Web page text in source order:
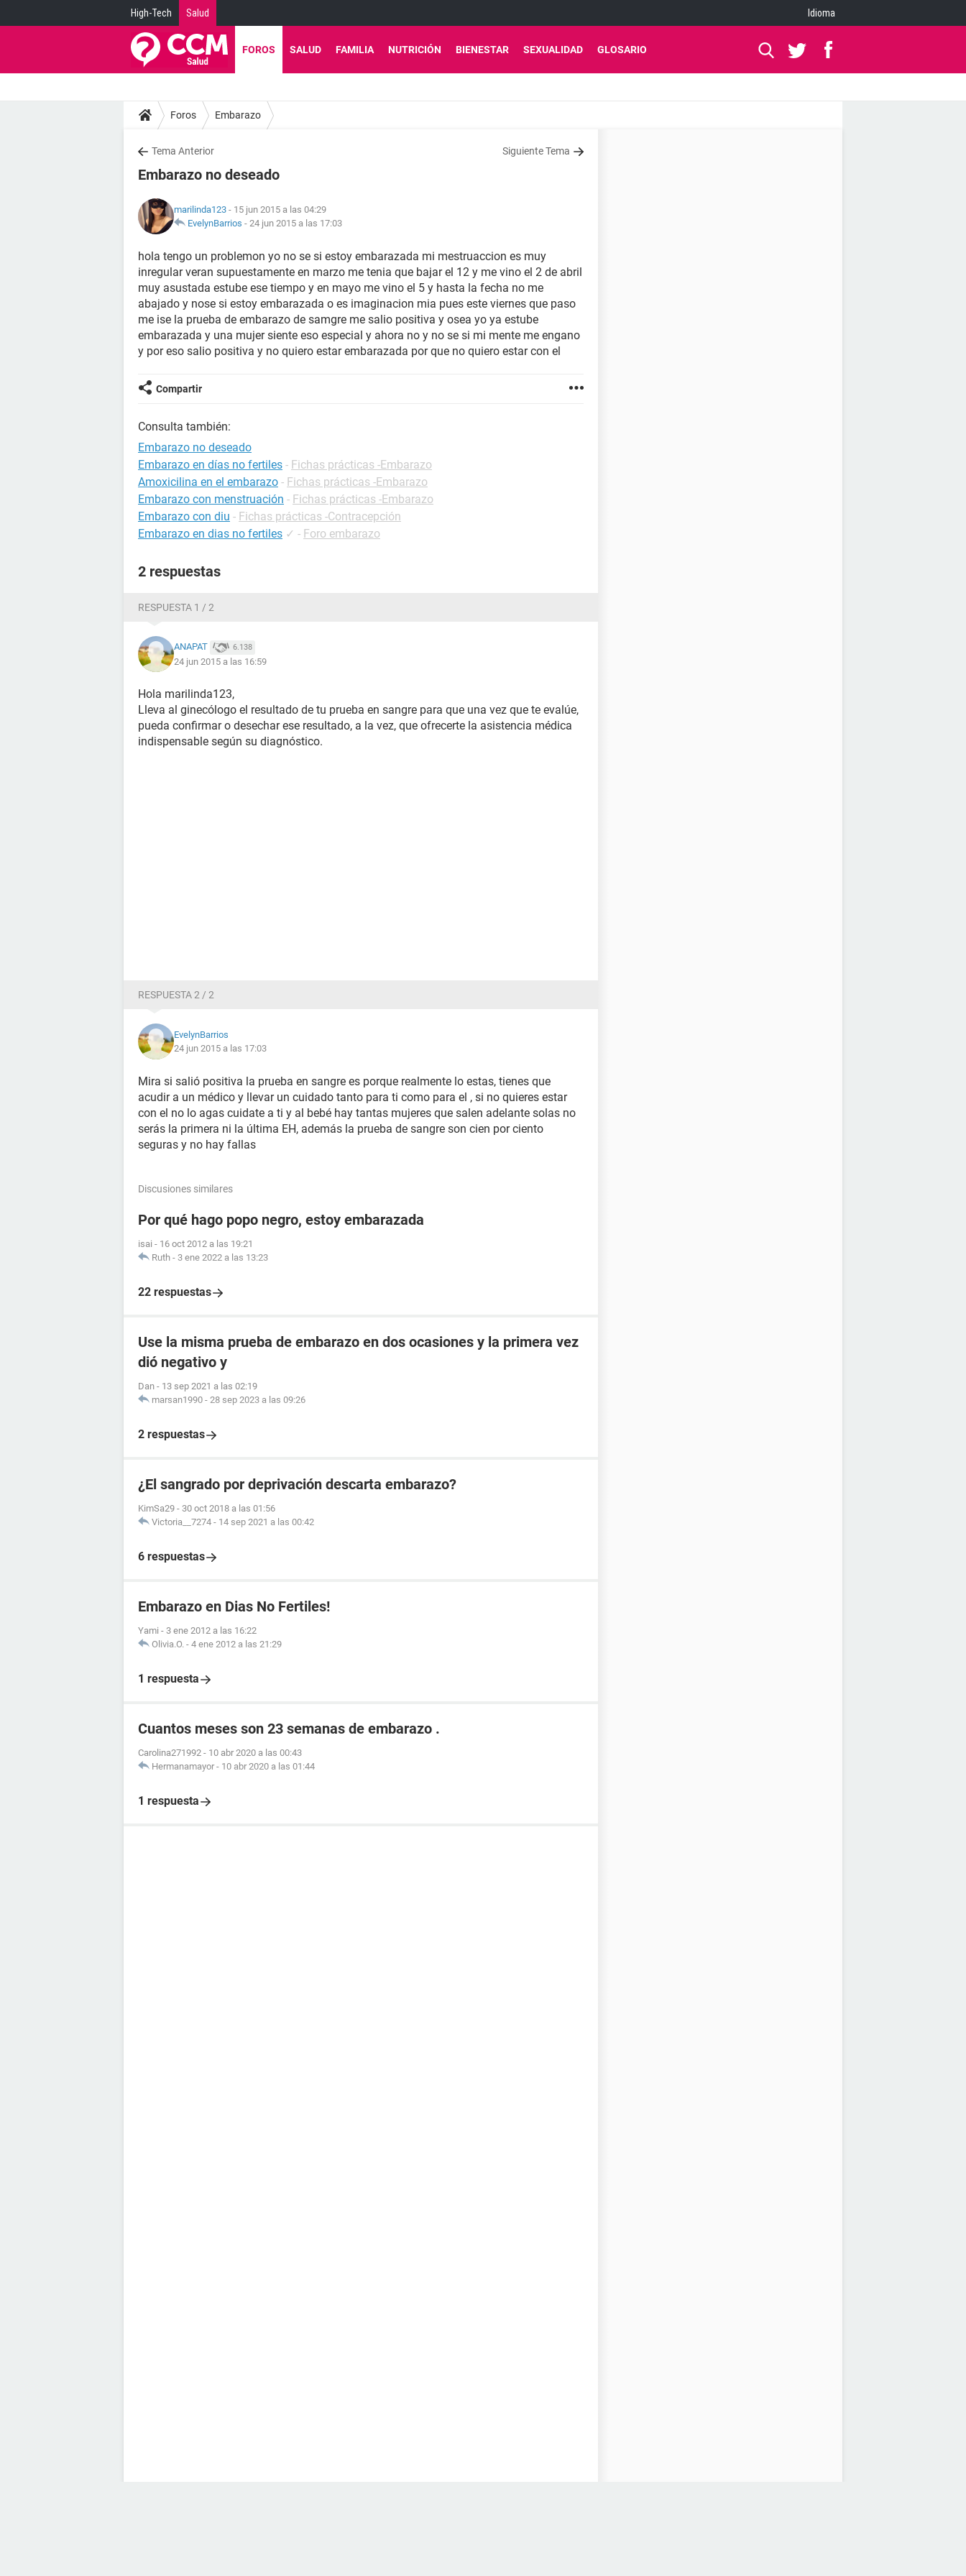
High-Tech Salud Idioma
FOROS SALUD FAMILIA NUTRICIÓN BIENESTAR SEXUALIDAD GLOSARIO
Foros Embarazo
Tema Anterior Siguiente Tema
Embarazo no deseado
marilinda123 - 15 jun 2015 a las 04:29
EvelynBarrios - 24 jun 2015 a las 17:03
hola tengo un problemon yo no se si estoy embarazada mi mestruaccion es muy
inregular veran supuestamente en marzo me tenia que bajar el 12 y me vino el 2 de abril
muy asustada estube ese tiempo y en mayo me vino el 5 y hasta la fecha no me
abajado y nose si estoy embarazada o es imaginacion mia pues este viernes que paso
me ise la prueba de embarazo de samgre me salio positiva y osea yo ya estube
embarazada y una mujer siente eso especial y ahora no y no se si mi mente me engano
y por eso salio positiva y no quiero estar embarazada por que no quiero estar con el
Compartir
Consulta también:
Embarazo no deseado
Embarazo en días no fertiles - Fichas prácticas -Embarazo
Amoxicilina en el embarazo - Fichas prácticas -Embarazo
Embarazo con menstruación - Fichas prácticas -Embarazo
Embarazo con diu - Fichas prácticas -Contracepción
Embarazo en dias no fertiles ✓ - Foro embarazo
2 respuestas
RESPUESTA 1 / 2
ANAPAT 6.138
24 jun 2015 a las 16:59
Hola marilinda123,
Lleva al ginecólogo el resultado de tu prueba en sangre para que una vez que te evalúe,
pueda confirmar o desechar ese resultado, a la vez, que ofrecerte la asistencia médica
indispensable según su diagnóstico.
RESPUESTA 2 / 2
EvelynBarrios
24 jun 2015 a las 17:03
Mira si salió positiva la prueba en sangre es porque realmente lo estas, tienes que
acudir a un médico y llevar un cuidado tanto para ti como para el , si no quieres estar
con el no lo agas cuidate a ti y al bebé hay tantas mujeres que salen adelante solas no
serás la primera ni la última EH, además la prueba de sangre son cien por ciento
seguras y no hay fallas
Discusiones similares
Por qué hago popo negro, estoy embarazada
isai - 16 oct 2012 a las 19:21
Ruth - 3 ene 2022 a las 13:23
22 respuestas
Use la misma prueba de embarazo en dos ocasiones y la primera vez
dió negativo y
Dan - 13 sep 2021 a las 02:19
marsan1990 - 28 sep 2023 a las 09:26
2 respuestas
¿El sangrado por deprivación descarta embarazo?
KimSa29 - 30 oct 2018 a las 01:56
Victoria__7274 - 14 sep 2021 a las 00:42
6 respuestas
Embarazo en Dias No Fertiles!
Yami - 3 ene 2012 a las 16:22
Olivia.O. - 4 ene 2012 a las 21:29
1 respuesta
Cuantos meses son 23 semanas de embarazo .
Carolina271992 - 10 abr 2020 a las 00:43
Hermanamayor - 10 abr 2020 a las 01:44
1 respuesta